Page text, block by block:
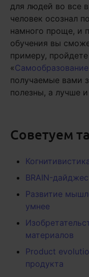
для людей во все
человек осознал
намного проще, и
обучения вы
примеру,
«Самообразование
получаемые вами
полезны, а лучше
Советуем
BRAIN-
Развитие
умнее
материалов
Product
продукта